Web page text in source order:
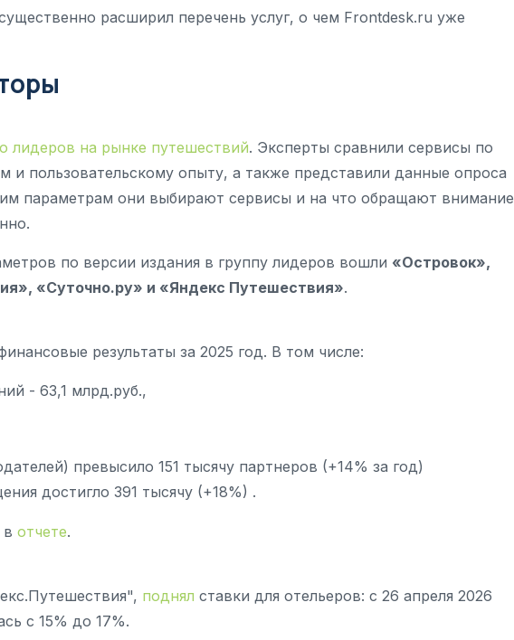
расширил перечень услуг, о чем Frontdesk.ru уже
лидеров на рынке путешествий. Эксперты сравнили сервисы по
и пользовательскому опыту, а также представили данные опроса
параметрам они выбирают сервисы и на что обращают внимание
по версии издания в группу лидеров вошли «Островок»,
«Суточно.ру» и «Яндекс Путешествия».
результаты за 2025 год. В том числе:
- 63,1 млрд.руб.,
превысило 151 тысячу партнеров (+14% за год)
достигло 391 тысячу (+18%) .
отчете.
поднял ставки для отельеров: с 26 апреля 2026
с 15% до 17%.